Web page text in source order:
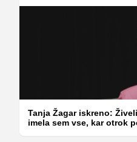
Tanja Žagar iskreno:
imela sem vse, kar otrok